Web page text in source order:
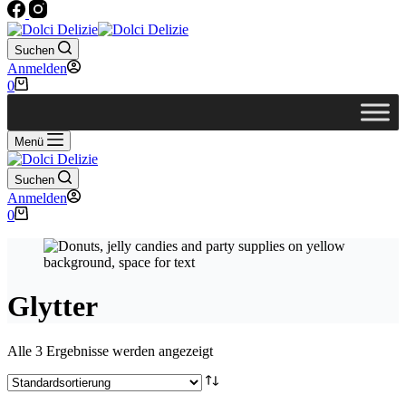
Suchen
Anmelden
Warenkorb
0
Menü
Suchen
Anmelden
Warenkorb
0
Glytter
Alle 3 Ergebnisse werden angezeigt